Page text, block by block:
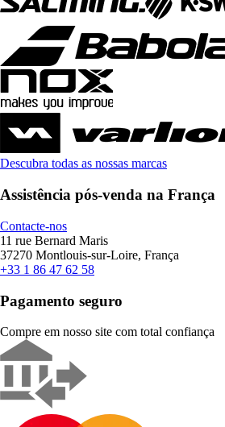
Descubra todas as nossas marcas
Assistência pós-venda na França
Contacte-nos
11 rue Bernard Maris
37270 Montlouis-sur-Loire, França
+33 1 86 47 62 58
Pagamento seguro
Compre em nosso site com total confiança